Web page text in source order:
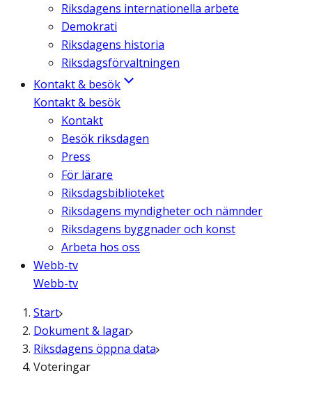
Riksdagens internationella arbete
Demokrati
Riksdagens historia
Riksdagsförvaltningen
Kontakt & besök
Kontakt & besök
Kontakt
Besök riksdagen
Press
För lärare
Riksdagsbiblioteket
Riksdagens myndigheter och nämnder
Riksdagens byggnader och konst
Arbeta hos oss
Webb-tv
Webb-tv
Start
Dokument & lagar
Riksdagens öppna data
Voteringar